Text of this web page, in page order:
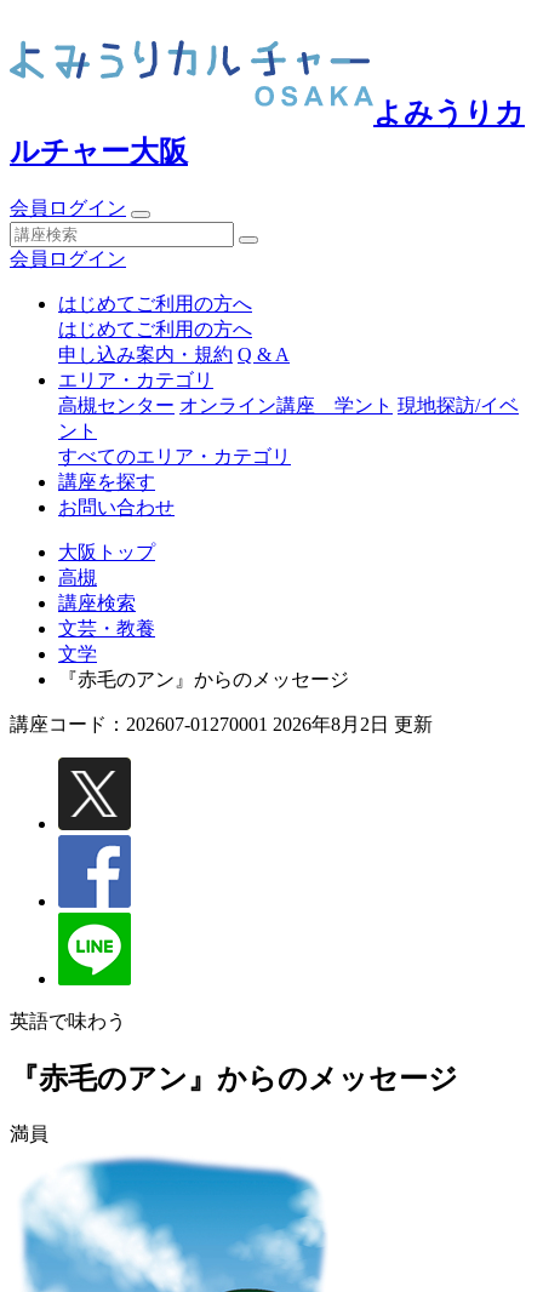
よみうりカ
ルチャー大阪
会員ログイン
会員ログイン
はじめてご利用の方へ
はじめてご利用の方へ
申し込み案内・規約 Q & A
エリア・カテゴリ
高槻センター オンライン講座 学ント 現地探訪/イベ
ント
すべてのエリア・カテゴリ
講座を探す
お問い合わせ
大阪トップ
高槻
講座検索
文芸・教養
文学
『赤毛のアン』からのメッセージ
講座コード：202607-01270001 2026年8月2日 更新
英語で味わう
『赤毛のアン』からのメッセージ
満員